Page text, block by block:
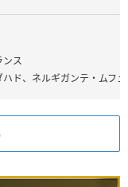
ンス
ハド、ネルギガンテ・ムフ